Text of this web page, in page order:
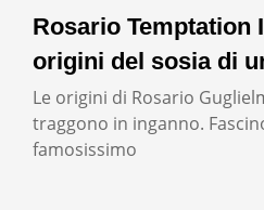
Rosario Temptation
origini del sosia di
Le origini di Rosario
traggono in inganno.
famosissimo